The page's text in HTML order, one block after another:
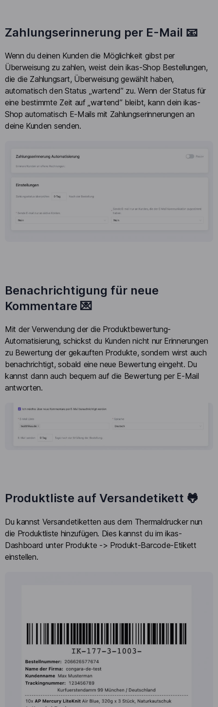
Zahlungserinnerung per E-Mail 📧
Wenn du deinen Kunden die Möglichkeit gibst per
Überweisung zu zahlen, weist dein ikas-Shop Bestellungen,
die die Zahlungsart, Überweisung gewählt haben,
automatisch den Status „wartend” zu. Wenn der Status für
eine bestimmte Zeit auf „wartend” bleibt, kann dein ikas-
Shop automatisch E-Mails mit Zahlungserinnerungen an
deine Kunden senden.
Benachrichtigung für neue
Kommentare 💌
Mit der Verwendung der die Produktbewertung-
Automatisierung, schickst du Kunden nicht nur Erinnerungen
zu Bewertung der gekauften Produkte, sondern wirst auch
benachrichtigt, sobald eine neue Bewertung eingeht. Du
kannst dann auch bequem auf die Bewertung per E-Mail
antworten.
Produktliste auf Versandetikett 🐸
Du kannst Versandetiketten aus dem Thermaldrucker nun
die Produktliste hinzufügen. Dies kannst du im ikas-
Dashboard unter Produkte -> Produkt-Barcode-Etikett
einstellen.